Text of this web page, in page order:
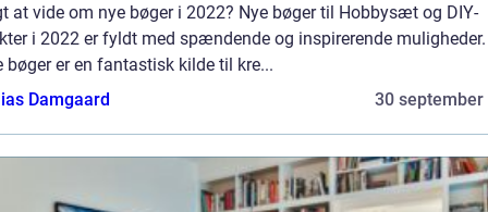
at vide om nye bøger i 2022? Nye bøger til Hobbysæt og DIY-
i 2022 er fyldt med spændende og inspirerende muligheder.
bøger er en fantastisk kilde til kre...
Damgaard
30 september